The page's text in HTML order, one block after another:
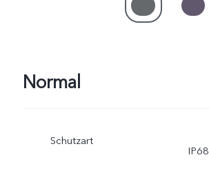
Normal
Schutzart
IP68